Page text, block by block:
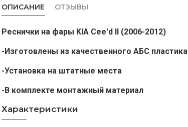
ОПИСАНИЕ ОТЗЫВЫ
Реснички на фары KIA Cee'd II (2006-2012)
-Изготовлены из качественного АБС пластика
-Установка на штатные места
-В комплекте монтажный материал
Характеристики